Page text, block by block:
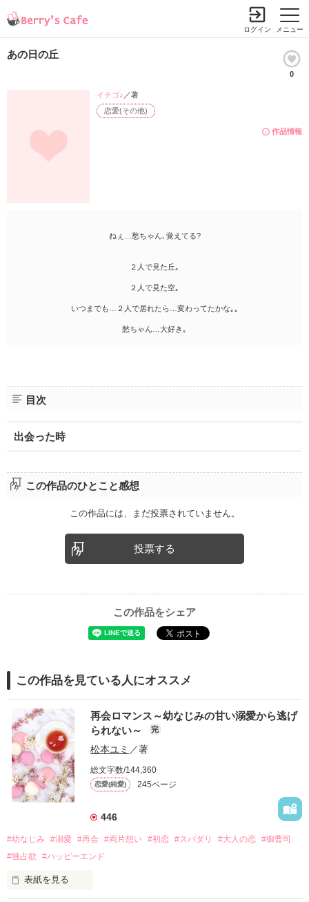
メニュー
ログイン
あの日の丘
0
作品情報
恋愛(その他)
イチゴ♪ ／著
ねぇ…愁ちゃん､覚えてる?
２人で見た丘｡
２人で見た空｡
いつまでも…２人で居れたら…変わってたかな｡｡
愁ちゃん…大好き｡
目次
出会った時
この作品のひとこと感想
この作品には、まだ投票されていません。
投票する
この作品をシェア
この作品を見ている人にオススメ
再会ロマンス～幼なじみの甘い溺愛から逃げ
られない～
完
松本ユミ ／著
総文字数/144,360
恋愛(純愛) 245ページ
446
#幼なじみ #溺愛 #再会 #両片想い #初恋 #スパダリ #大人の恋 #御曹司
#独占欲
#ハッピーエンド
表紙を見る